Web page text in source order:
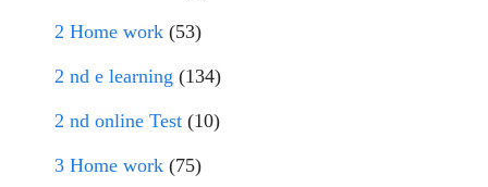
2 Home work (53)
2 nd e learning (134)
2 nd online Test (10)
3 Home work (75)